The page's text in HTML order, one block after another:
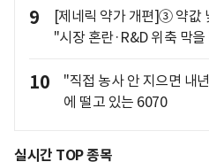
9
[제네릭 약가 개편]③ 약값
"시장 혼란·R&D 위축 막
10
"직접 농사 안 지으면 내
에 떨고 있는 6070
실시간 TOP 종목